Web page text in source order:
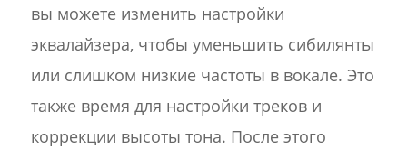
вы можете изменить настройки
эквалайзера, чтобы уменьшить сибилянты
или слишком низкие частоты в вокале. Это
также время для настройки треков и
коррекции высоты тона. После этого